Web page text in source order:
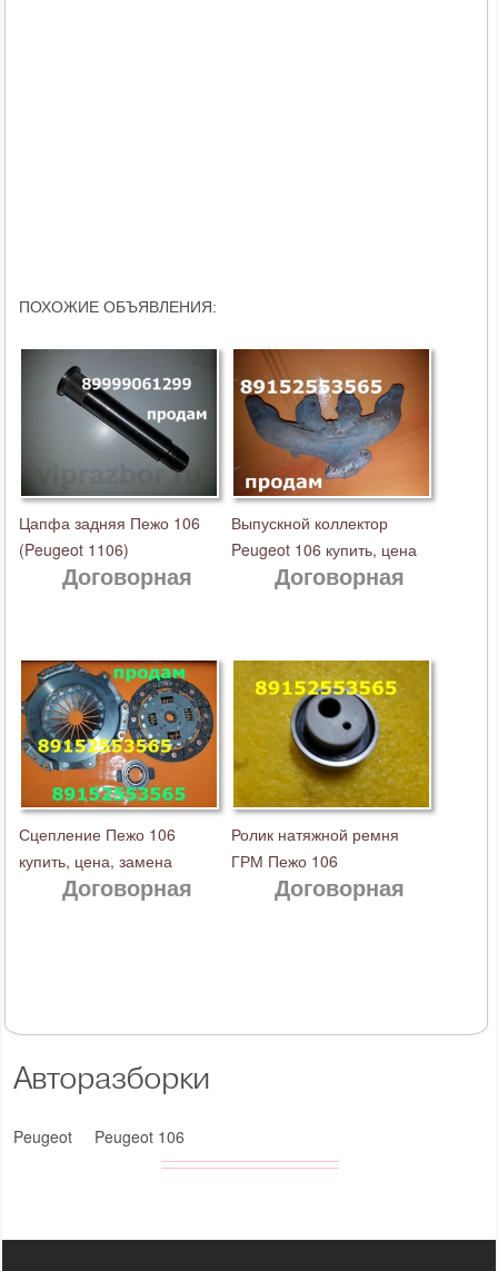
Авторазборки
Peugeot Peugeot 106
ПОХОЖИЕ ОБЪЯВЛЕНИЯ:
Цапфа задняя Пежо 106
(Peugeot 1106)
Договорная
Выпускной коллектор
Peugeot 106 купить, цена
Договорная
Сцепление Пежо 106
купить, цена, замена
Договорная
Ролик натяжной ремня
ГРМ Пежо 106
Договорная